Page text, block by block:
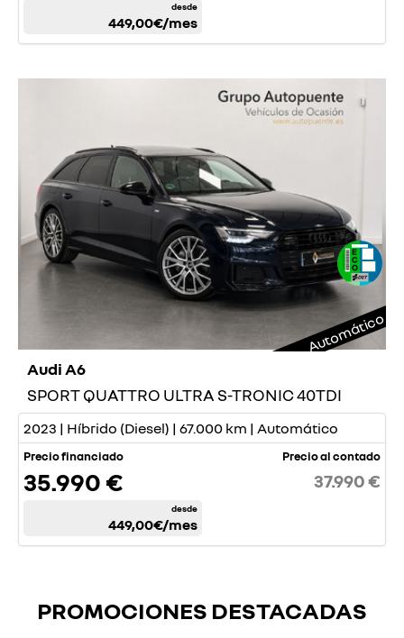
desde
449,00€/mes
Automático
Audi A6
SPORT QUATTRO ULTRA S-TRONIC 40TDI
2023 | Híbrido (Diesel) | 67.000 km | Automático
Precio financiado
35.990 €
desde
449,00€/mes
Precio al contado
37.990 €
PROMOCIONES DESTACADAS